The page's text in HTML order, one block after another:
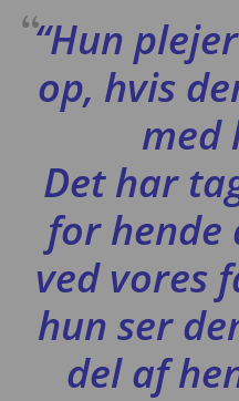
“Hun
op, hvis
med
Det har
for hende
ved vores
hun ser
del af